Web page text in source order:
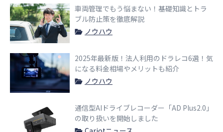
車両管理でもう悩まない！基礎知識とトラ
ブル防止策を徹底解説
ノウハウ
2025年最新版！法人利用のドラレコ6選！気
になる料金相場やメリットも紹介
ノウハウ
通信型AIドライブレコーダー「AD Plus2.0」
の取り扱いを開始しました